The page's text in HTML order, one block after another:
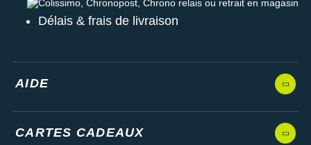
Délais & frais de livraison
AIDE
CARTES CADEAUX